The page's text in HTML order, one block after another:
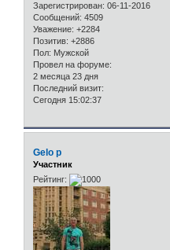
Зарегистрирован: 06-11-2016
Сообщений: 4509
Уважение: +2284
Позитив: +2886
Пол: Мужской
Провел на форуме:
2 месяца 23 дня
Последний визит:
Сегодня 15:02:37
Gelo p
Участник
Рейтинг: